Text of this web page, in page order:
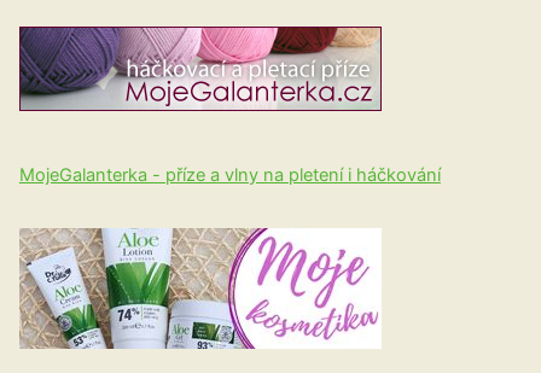
MojeGalanterka - příze a vlny na pletení i háčkování